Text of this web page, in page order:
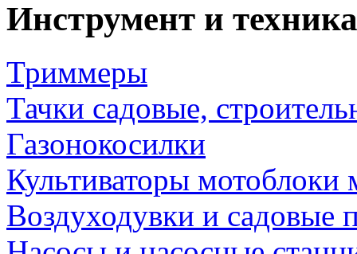
Инструмент и
Триммеры
Тачки садовые,
Газонокосилки
Культиваторы мотоблоки
Воздуходувки и садовые